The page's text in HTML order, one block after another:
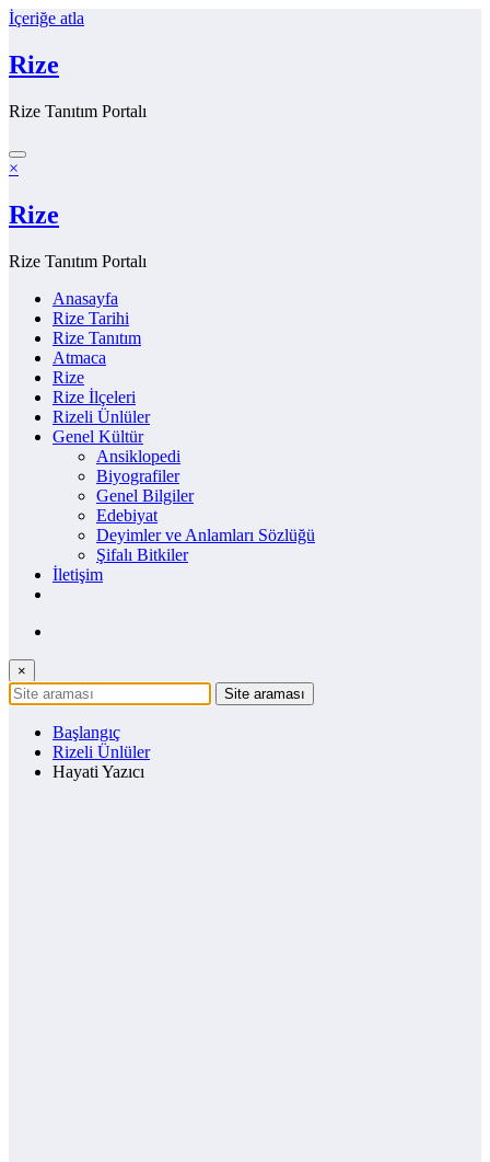
İçeriğe atla
Rize
Rize Tanıtım Portalı
×
Rize
Rize Tanıtım Portalı
Anasayfa
Rize Tarihi
Rize Tanıtım
Atmaca
Rize
Rize İlçeleri
Rizeli Ünlüler
Genel Kültür
Ansiklopedi
Biyografiler
Genel Bilgiler
Edebiyat
Deyimler ve Anlamları Sözlüğü
Şifalı Bitkiler
İletişim
×
Başlangıç
Rizeli Ünlüler
Hayati Yazıcı